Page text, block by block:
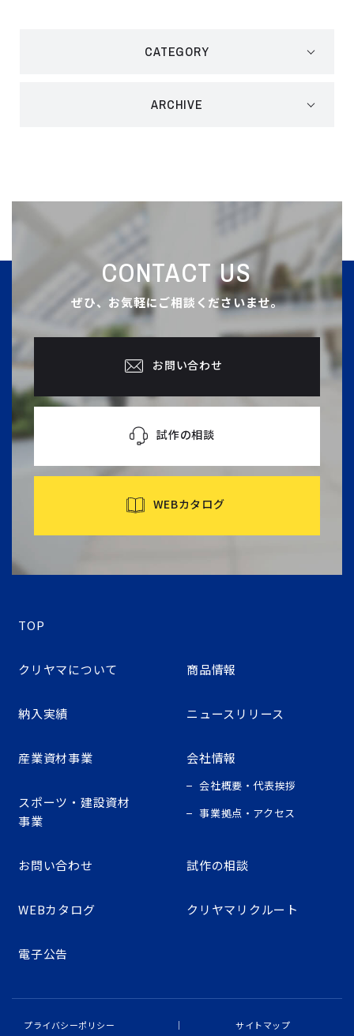
CATEGORY
ARCHIVE
CONTACT US
ぜひ、お気軽にご相談くださいませ。
お問い合わせ
試作の相談
WEBカタログ
TOP
クリヤマについて 商品情報
納入実績 ニュースリリース
産業資材事業
スポーツ・建設資材
事業
会社情報
会社概要・代表挨拶
事業拠点・アクセス
お問い合わせ 試作の相談
WEBカタログ クリヤマリクルート
電子公告
プライバシーポリシー サイトマップ